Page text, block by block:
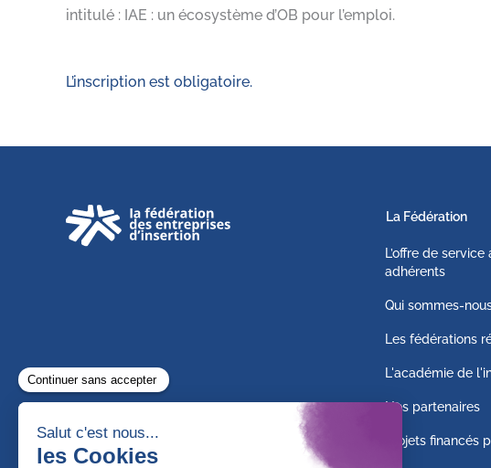
intitulé : IAE : un écosystème d’OB pour l’emploi.
L’inscription est obligatoire.
La Fédération
L’offre de service
adhérents
Qui sommes-
Les fédérations
L'académie de
Nos partenaires
Projets financés